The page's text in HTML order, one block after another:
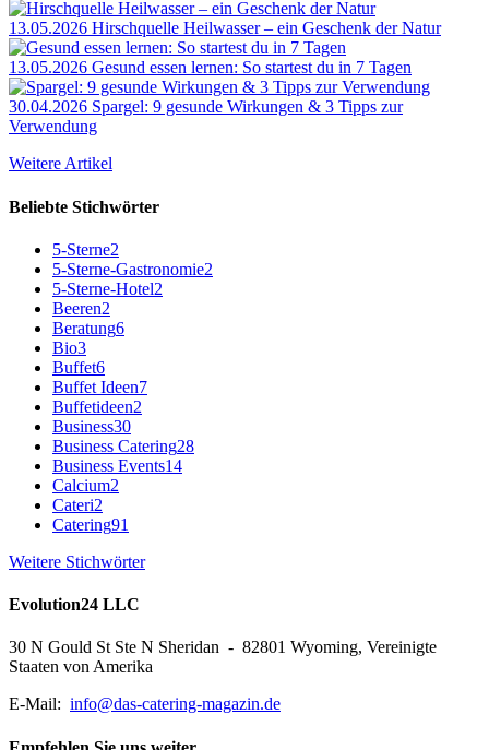
13.05.2026 Hirschquelle Heilwasser – ein Geschenk der Natur
13.05.2026 Gesund essen lernen: So startest du in 7 Tagen
30.04.2026 Spargel: 9 gesunde Wirkungen & 3 Tipps zur
Verwendung
Weitere Artikel
Beliebte Stichwörter
5-Sterne2
5-Sterne-Gastronomie2
5-Sterne-Hotel2
Beeren2
Beratung6
Bio3
Buffet6
Buffet Ideen7
Buffetideen2
Business30
Business Catering28
Business Events14
Calcium2
Cateri2
Catering91
Weitere Stichwörter
Evolution24 LLC
30 N Gould St Ste N Sheridan - 82801 Wyoming, Vereinigte
Staaten von Amerika
E-Mail: info@das-catering-magazin.de